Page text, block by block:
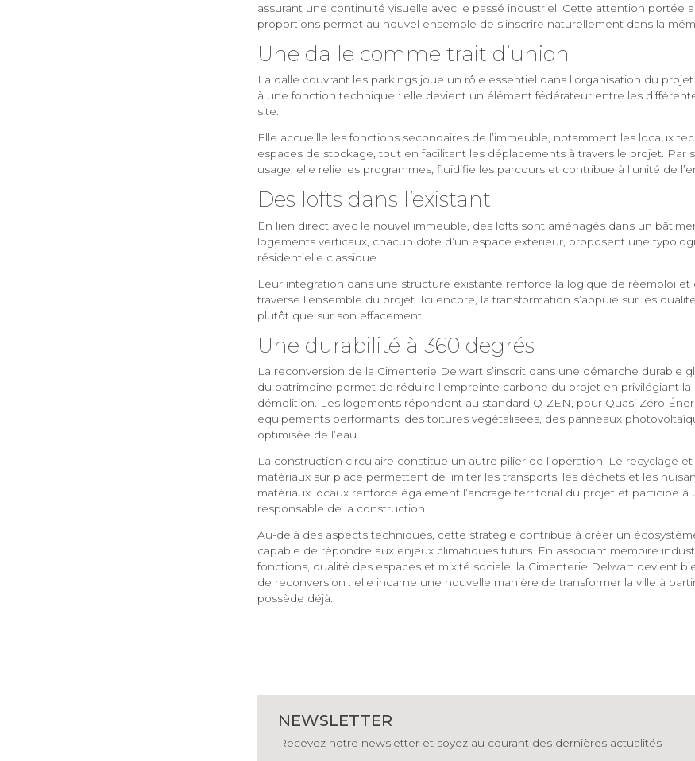
assurant une continuité visuelle avec le passé industriel. Cette attention portée
proportions permet au nouvel ensemble de s’inscrire naturellement dans la
Une dalle comme trait d’union
La dalle couvrant les parkings joue un rôle essentiel dans l’organisation du
à une fonction technique : elle devient un élément fédérateur entre les
site.
Elle accueille les fonctions secondaires de l’immeuble, notamment les locaux
espaces de stockage, tout en facilitant les déplacements à travers le projet. Par
usage, elle relie les programmes, fluidifie les parcours et contribue à l’unité de
Des lofts dans l’existant
En lien direct avec le nouvel immeuble, des lofts sont aménagés dans un
logements verticaux, chacun doté d’un espace extérieur, proposent une
résidentielle classique.
Leur intégration dans une structure existante renforce la logique de réemploi et
traverse l’ensemble du projet. Ici encore, la transformation s’appuie sur les
plutôt que sur son effacement.
Une durabilité à 360 degrés
La reconversion de la Cimenterie Delwart s’inscrit dans une démarche durable
du patrimoine permet de réduire l’empreinte carbone du projet en privilégiant la
démolition. Les logements répondent au standard Q-ZEN, pour Quasi Zéro
équipements performants, des toitures végétalisées, des panneaux
optimisée de l’eau.
La construction circulaire constitue un autre pilier de l’opération. Le recyclage
matériaux sur place permettent de limiter les transports, les déchets et les
matériaux locaux renforce également l’ancrage territorial du projet et participe à
responsable de la construction.
Au-delà des aspects techniques, cette stratégie contribue à créer un
capable de répondre aux enjeux climatiques futurs. En associant mémoire
fonctions, qualité des espaces et mixité sociale, la Cimenterie Delwart devient
de reconversion : elle incarne une nouvelle manière de transformer la ville à
possède déjà.
NEWSLETTER
Recevez notre newsletter et soyez au courant des dernières actualités